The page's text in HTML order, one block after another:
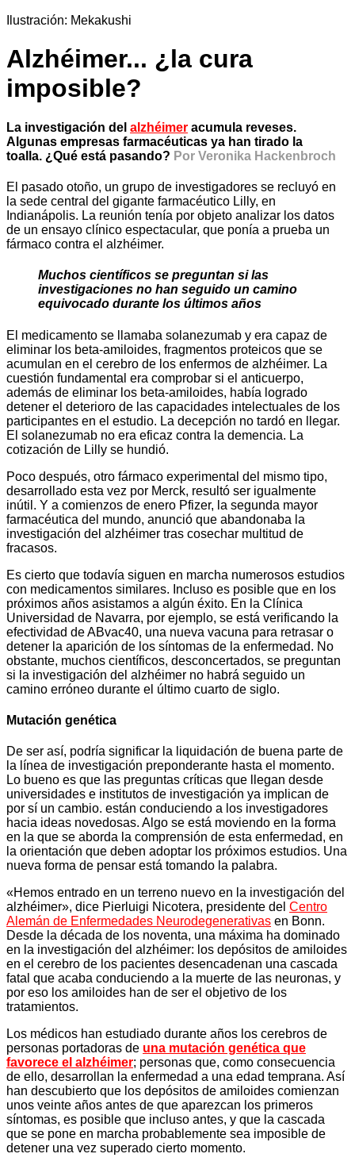
Ilustración: Mekakushi
Alzhéimer... ¿la cura
imposible?
La investigación del alzhéimer acumula reveses.
Algunas empresas farmacéuticas ya han tirado la
toalla. ¿Qué está pasando? Por Veronika Hackenbroch
El pasado otoño, un grupo de investigadores se recluyó en
la sede central del gigante farmacéutico Lilly, en
Indianápolis. La reunión tenía por objeto analizar los datos
de un ensayo clínico espectacular, que ponía a prueba un
fármaco contra el alzhéimer.
Muchos científicos se preguntan si las
investigaciones no han seguido un camino
equivocado durante los últimos años
El medicamento se llamaba solanezumab y era capaz de
eliminar los beta-amiloides, fragmentos proteicos que se
acumulan en el cerebro de los enfermos de alzhéimer. La
cuestión fundamental era comprobar si el anticuerpo,
además de eliminar los beta-amiloides, había logrado
detener el deterioro de las capacidades intelectuales de los
participantes en el estudio. La decepción no tardó en llegar.
El solanezumab no era eficaz contra la demencia. La
cotización de Lilly se hundió.
Poco después, otro fármaco experimental del mismo tipo,
desarrollado esta vez por Merck, resultó ser igualmente
inútil. Y a comienzos de enero Pfizer, la segunda mayor
farmacéutica del mundo, anunció que abandonaba la
investigación del alzhéimer tras cosechar multitud de
fracasos.
Es cierto que todavía siguen en marcha numerosos estudios
con medicamentos similares. Incluso es posible que en los
próximos años asistamos a algún éxito. En la Clínica
Universidad de Navarra, por ejemplo, se está verificando la
efectividad de ABvac40, una nueva vacuna para retrasar o
detener la aparición de los síntomas de la enfermedad. No
obstante, muchos científicos, desconcertados, se preguntan
si la investigación del alzhéimer no habrá seguido un
camino erróneo durante el último cuarto de siglo.
Mutación genética
De ser así, podría significar la liquidación de buena parte de
la línea de investigación preponderante hasta el momento.
Lo bueno es que las preguntas críticas que llegan desde
universidades e institutos de investigación ya implican de
por sí un cambio. están conduciendo a los investigadores
hacia ideas novedosas. Algo se está moviendo en la forma
en la que se aborda la comprensión de esta enfermedad, en
la orientación que deben adoptar los próximos estudios. Una
nueva forma de pensar está tomando la palabra.
«Hemos entrado en un terreno nuevo en la investigación del
alzhéimer», dice Pierluigi Nicotera, presidente del Centro
Alemán de Enfermedades Neurodegenerativas en Bonn.
Desde la década de los noventa, una máxima ha dominado
en la investigación del alzhéimer: los depósitos de amiloides
en el cerebro de los pacientes desencadenan una cascada
fatal que acaba conduciendo a la muerte de las neuronas, y
por eso los amiloides han de ser el objetivo de los
tratamientos.
Los médicos han estudiado durante años los cerebros de
personas portadoras de una mutación genética que
favorece el alzhéimer; personas que, como consecuencia
de ello, desarrollan la enfermedad a una edad temprana. Así
han descubierto que los depósitos de amiloides comienzan
unos veinte años antes de que aparezcan los primeros
síntomas, es posible que incluso antes, y que la cascada
que se pone en marcha probablemente sea imposible de
detener una vez superado cierto momento.